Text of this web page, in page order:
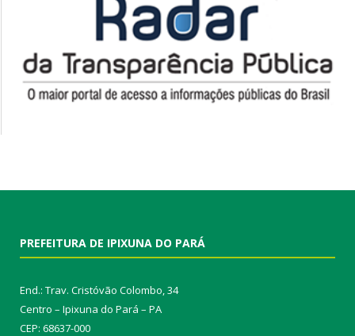
PREFEITURA DE IPIXUNA DO PARÁ
End.: Trav. Cristóvão Colombo, 34
Centro – Ipixuna do Pará – PA
CEP: 68637-000